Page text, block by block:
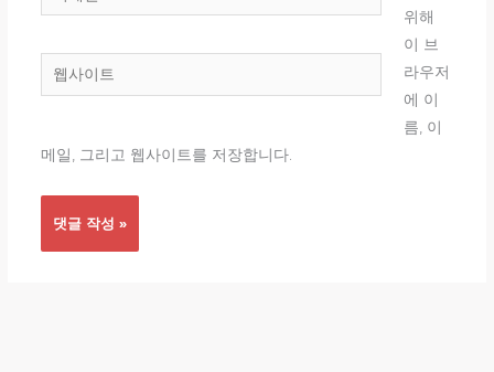
메
사
트
위해
이 브
라우저
에 이
름, 이
메일, 그리고 웹사이트를 저장합니다.